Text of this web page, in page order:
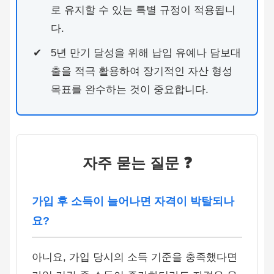
로 유지할 수 있는 특별 규정이 적용됩니
다.
5년 만기 달성을 위해 납입 유예나 담보대
출을 적극 활용하여 장기적인 자산 형성
목표를 완수하는 것이 중요합니다.
자주 묻는 질문 ❓
가입 후 소득이 늘어나면 자격이 박탈되나
요?
아니요, 가입 당시의 소득 기준을 충족했다면